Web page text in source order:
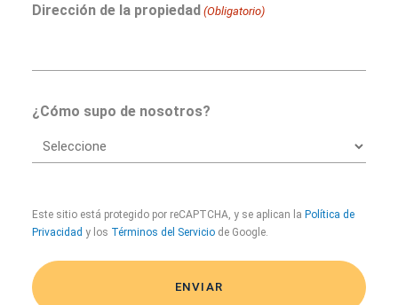
Dirección de la propiedad (Obligatorio)
¿Cómo supo de nosotros?
Este sitio está protegido por reCAPTCHA, y se aplican la Política de
Privacidad y los Términos del Servicio de Google.